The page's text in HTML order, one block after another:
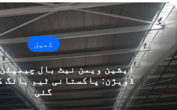
کھیل
ایشین ویمن نیٹ بال
ڈویژن: پاکستانی ٹیم ہانگ
گئی